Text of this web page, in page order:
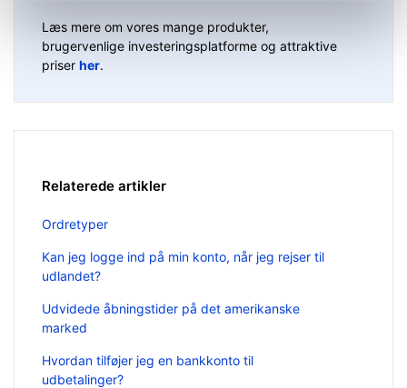
Læs mere om vores mange produkter,
brugervenlige investeringsplatforme og attraktive
priser her.
Relaterede artikler
Ordretyper
Kan jeg logge ind på min konto, når jeg rejser til
udlandet?
Udvidede åbningstider på det amerikanske
marked
Hvordan tilføjer jeg en bankkonto til
udbetalinger?